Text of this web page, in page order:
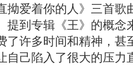
拗爱着你的人》三首歌
提到专辑《王》的概念
了许多时间和精神，甚
自己陷入了很大的压力